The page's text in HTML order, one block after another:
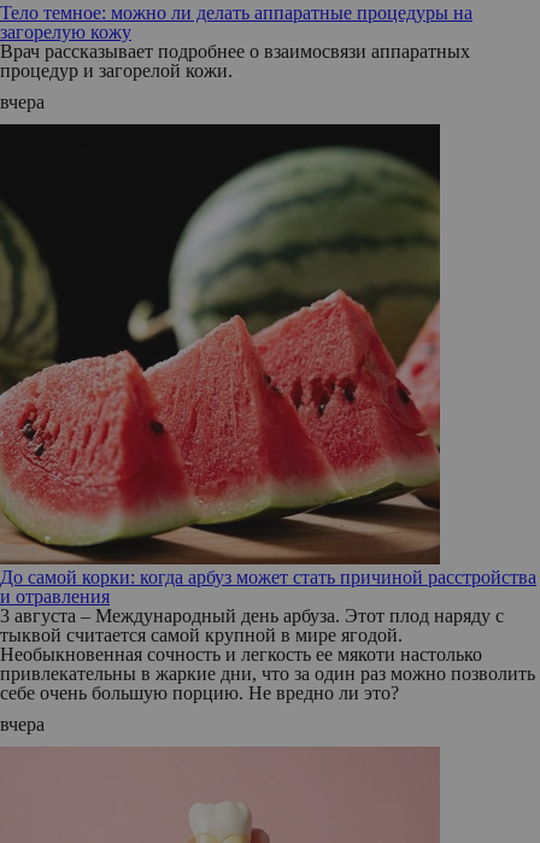
Тело темное: можно ли делать аппаратные процедуры на
загорелую кожу
Врач рассказывает подробнее о взаимосвязи аппаратных
процедур и загорелой кожи.
вчера
До самой корки: когда арбуз может стать причиной расстройства
и отравления
3 августа – Международный день арбуза. Этот плод наряду с
тыквой считается самой крупной в мире ягодой.
Необыкновенная сочность и легкость ее мякоти настолько
привлекательны в жаркие дни, что за один раз можно позволить
себе очень большую порцию. Не вредно ли это?
вчера